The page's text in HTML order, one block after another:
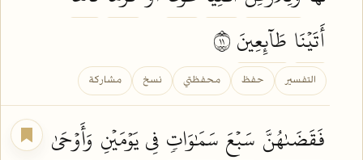
أَتَيۡنَا طَآئِعِينَ
التفسير حفظ محفظتي نسخ مشاركة
فَقَضَىٰهُنَّ سَبۡعَ سَمَٰوَاتٖ فِييَوۡمَيۡنِ وَأَوۡحَىٰ